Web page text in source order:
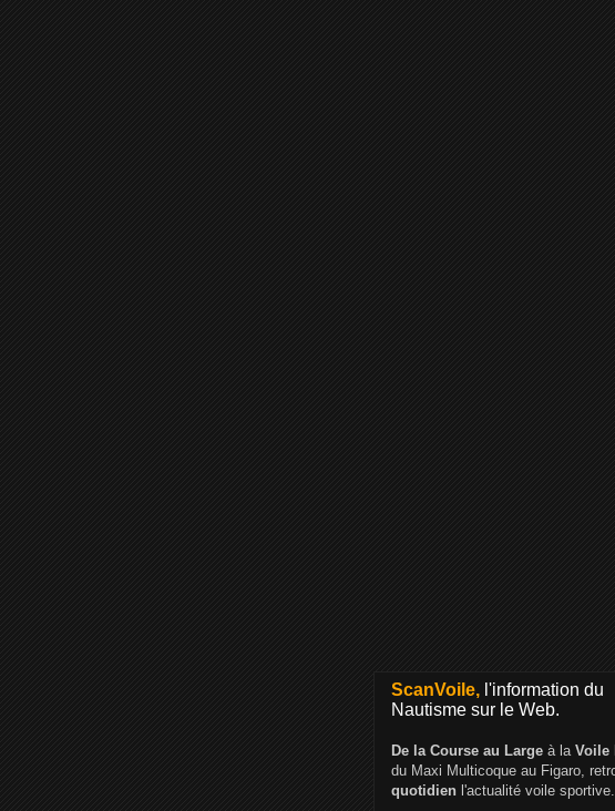
ScanVoile, l'information du
Nautisme sur le Web.
De la Course au Large à la Voile
du Maxi Multicoque au Figaro,
quotidien l'actualité voile sportive.